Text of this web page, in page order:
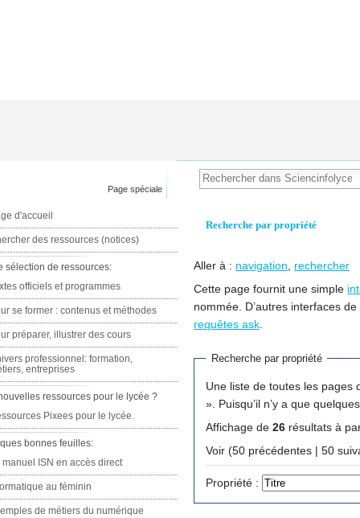
Recherche par propriété
Aller à : navigation
rechercher
Cette page fournit une simple
nommée. D’autres interfaces
requêtes ask
Recherche par propriété
Une liste de toutes les pages
». Puisqu’il n’y a que
Affichage de 26 résultats à
Voir (50
Propriété :
Page spéciale
d'accueil
des ressources (notices)
sélection de ressources:
officiels et programmes
se former : contenus et méthodes
préparer, illustrer des cours
professionnel: formation,
entreprises
ressources pour le lycée ?
Pixees pour le lycée.
bonnes feuilles:
manuel ISN en accès direct
au féminin
de métiers du numérique